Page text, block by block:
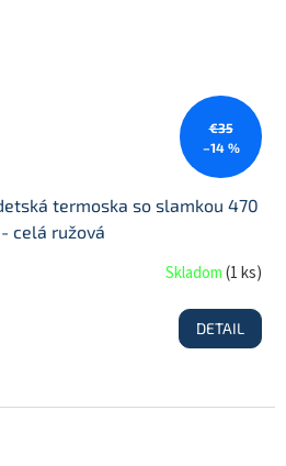
€35
–14 %
termoska so slamkou 470
celá ružová
Skladom(1 ks)
DETAIL